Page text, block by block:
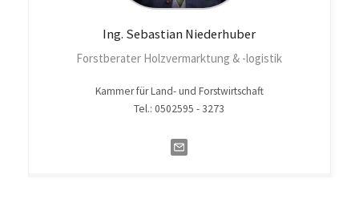
Ing. SebastianNiederhuber
Forstberater Holzvermarktung & -logistik
Kammer für Land- und Forstwirtschaft
Tel.: 0502595 - 3273